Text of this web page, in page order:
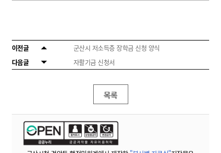
이전글
군산시 저소득층 장학금 신청 양식
다음글
자활기금 신청서
목록